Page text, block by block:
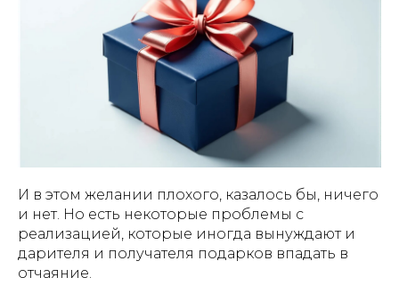
И в этом желании плохого, казалось бы, ничего
и нет. Но есть некоторые проблемы с
реализацией, которые иногда вынуждают и
дарителя и получателя подарков впадать в
отчаяние.